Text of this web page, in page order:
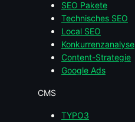
SEO Pakete
Technisches SEO
Local SEO
Konkurrenzanalyse
Content-Strategie
Google Ads
CMS
TYPO3